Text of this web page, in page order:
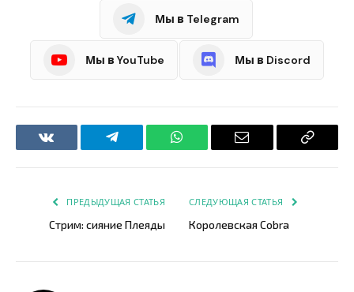
Мы в Telegram
Мы в YouTube Мы в Discord
VKontakteTelegram WhatsApp Email
Copy
ПРЕДЫДУЩАЯ СТАТЬЯ
Стрим: сияние Плеяды
СЛЕДУЮЩАЯ СТАТЬЯ
Королевская Cobra